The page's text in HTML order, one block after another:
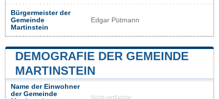
Bürgermeister der
Gemeinde
Martinstein
Edgar Pütmann
DEMOGRAFIE DER GEMEINDE
MARTINSTEIN
Name der Einwohner
der Gemeinde
Nicht verfügbar